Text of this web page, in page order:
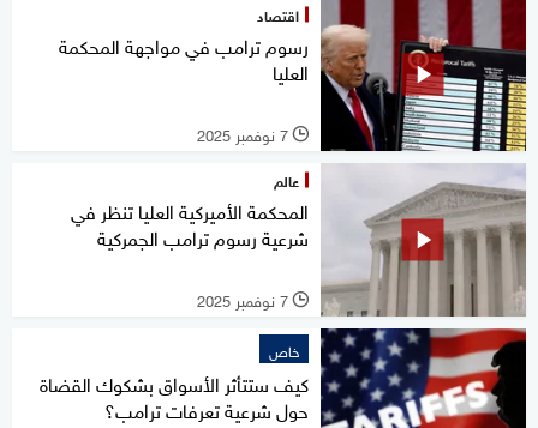
اقتصاد
رسوم ترامب في مواجهة المحكمة
العليا
l 7 نوفمبر 2025
عالم
المحكمة الأميركية العليا تنظر في
شرعية رسوم ترامب الجمركية
l 7 نوفمبر 2025
خاص
كيف ستتأثر الأسواق بشكوك القضاة
حول شرعية تعرفات ترامب؟